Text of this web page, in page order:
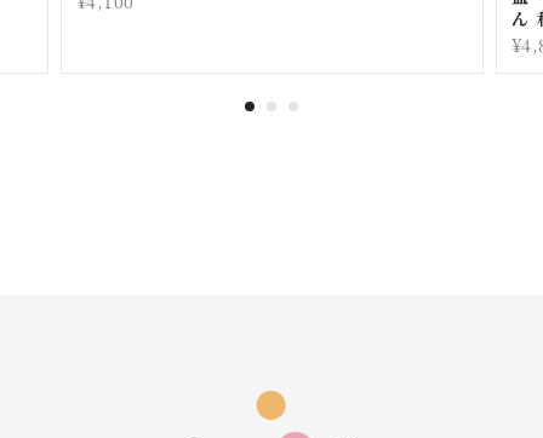
ん